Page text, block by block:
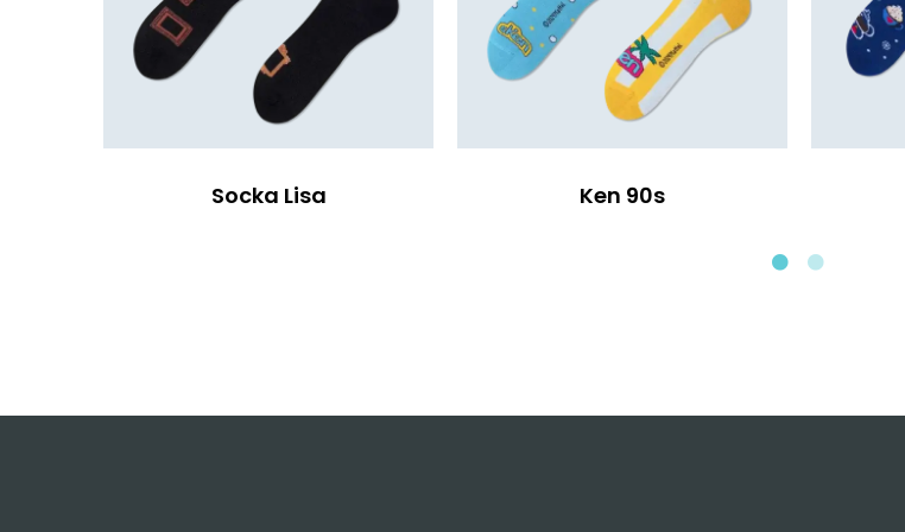
Socka Lisa Ken 90s